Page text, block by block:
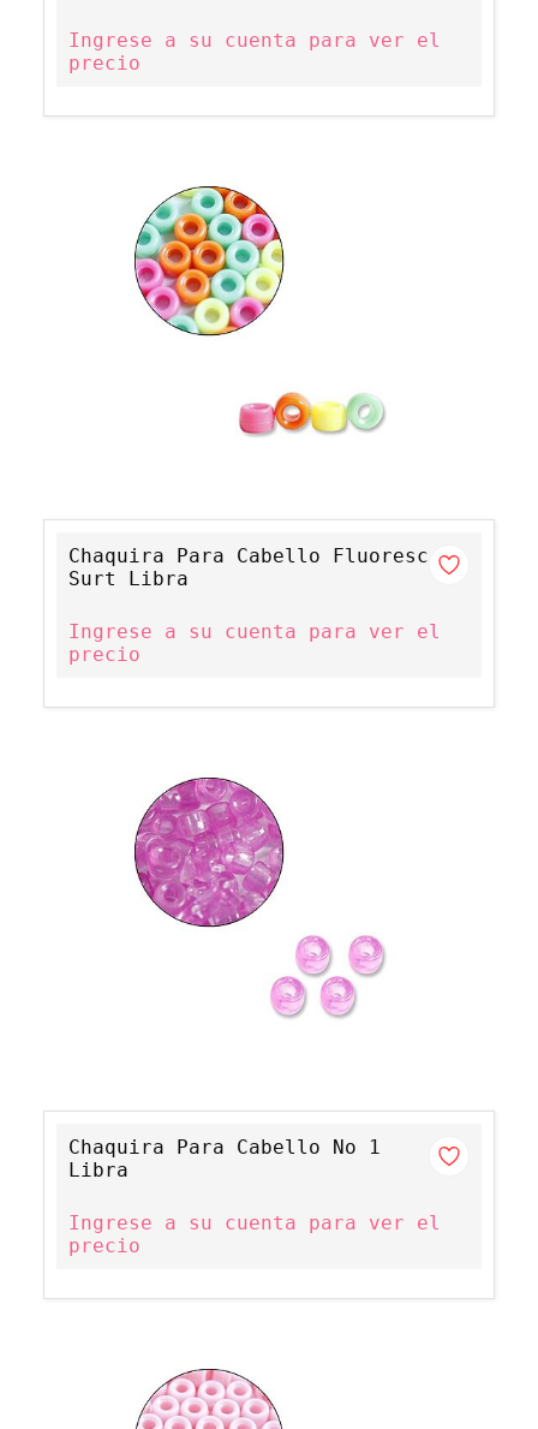
Ingrese a su cuenta para ver el
precio
Chaquira Para Cabello Fluoresc
Surt Libra
Ingrese a su cuenta para ver el
precio
Chaquira Para Cabello No 1
Libra
Ingrese a su cuenta para ver el
precio